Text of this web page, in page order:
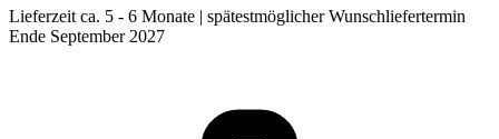
Lieferzeit ca. 5 - 6 Monate | spätestmöglicher Wunschliefertermin
Ende September 2027